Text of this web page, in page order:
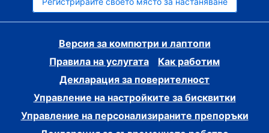
Версия за компютри и лаптопи
Правила на услугата
Как работим
Декларация за поверителност
Управление на настройките за бисквитки
Управление на персонализираните препоръки